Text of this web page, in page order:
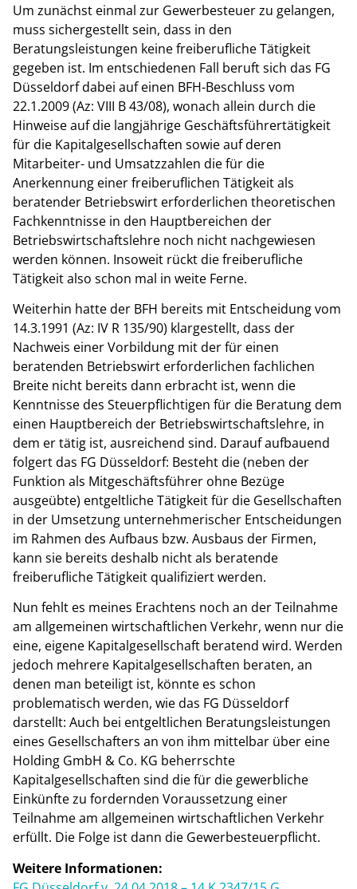
Um zunächst einmal zur Gewerbesteuer zu gelangen,
muss sichergestellt sein, dass in den
Beratungsleistungen keine freiberufliche Tätigkeit
gegeben ist. Im entschiedenen Fall beruft sich das FG
Düsseldorf dabei auf einen BFH-Beschluss vom
22.1.2009 (Az: VIII B 43/08), wonach allein durch die
Hinweise auf die langjährige Geschäftsführertätigkeit
für die Kapitalgesellschaften sowie auf deren
Mitarbeiter- und Umsatzzahlen die für die
Anerkennung einer freiberuflichen Tätigkeit als
beratender Betriebswirt erforderlichen theoretischen
Fachkenntnisse in den Hauptbereichen der
Betriebswirtschaftslehre noch nicht nachgewiesen
werden können. Insoweit rückt die freiberufliche
Tätigkeit also schon mal in weite Ferne.
Weiterhin hatte der BFH bereits mit Entscheidung vom
14.3.1991 (Az: IV R 135/90) klargestellt, dass der
Nachweis einer Vorbildung mit der für einen
beratenden Betriebswirt erforderlichen fachlichen
Breite nicht bereits dann erbracht ist, wenn die
Kenntnisse des Steuerpflichtigen für die Beratung dem
einen Hauptbereich der Betriebswirtschaftslehre, in
dem er tätig ist, ausreichend sind. Darauf aufbauend
folgert das FG Düsseldorf: Besteht die (neben der
Funktion als Mitgeschäftsführer ohne Bezüge
ausgeübte) entgeltliche Tätigkeit für die Gesellschaften
in der Umsetzung unternehmerischer Entscheidungen
im Rahmen des Aufbaus bzw. Ausbaus der Firmen,
kann sie bereits deshalb nicht als beratende
freiberufliche Tätigkeit qualifiziert werden.
Nun fehlt es meines Erachtens noch an der Teilnahme
am allgemeinen wirtschaftlichen Verkehr, wenn nur die
eine, eigene Kapitalgesellschaft beratend wird. Werden
jedoch mehrere Kapitalgesellschaften beraten, an
denen man beteiligt ist, könnte es schon
problematisch werden, wie das FG Düsseldorf
darstellt: Auch bei entgeltlichen Beratungsleistungen
eines Gesellschafters an von ihm mittelbar über eine
Holding GmbH & Co. KG beherrschte
Kapitalgesellschaften sind die für die gewerbliche
Einkünfte zu fordernden Voraussetzung einer
Teilnahme am allgemeinen wirtschaftlichen Verkehr
erfüllt. Die Folge ist dann die Gewerbesteuerpflicht.
Weitere Informationen: